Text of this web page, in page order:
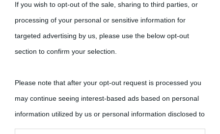
If you wish to opt-out of the sale, sharing to third parties, or
processing of your personal or sensitive information for
targeted advertising by us, please use the below opt-out
section to confirm your selection.
Please note that after your opt-out request is processed you
may continue seeing interest-based ads based on personal
information utilized by us or personal information disclosed to
third parties prior to your opt-out.